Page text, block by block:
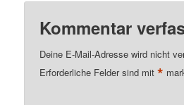
Kommentar
Deine E-Mail-Adresse wird nicht
Erforderliche Felder sind mit*